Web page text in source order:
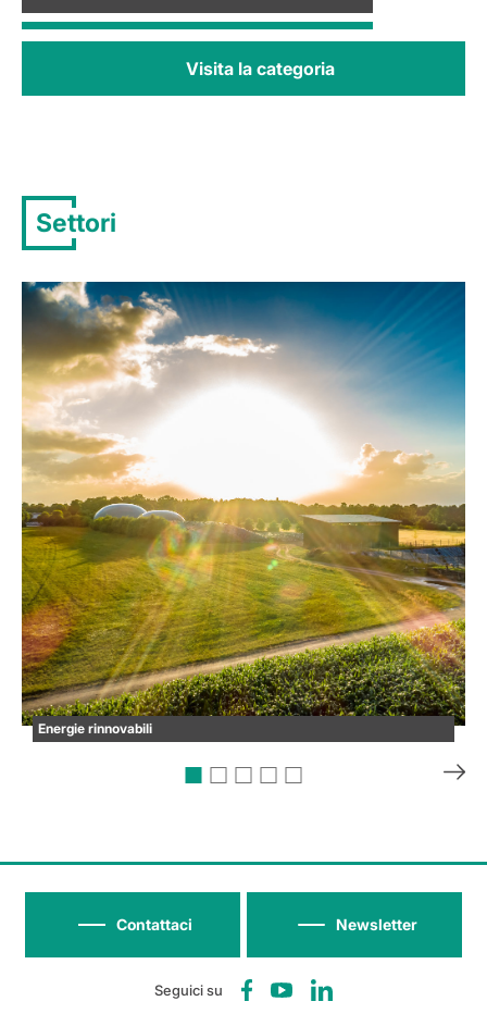
Visita la categoria
Settori
Energie rinnovabili
Seguici su
Newsletter
Contattaci